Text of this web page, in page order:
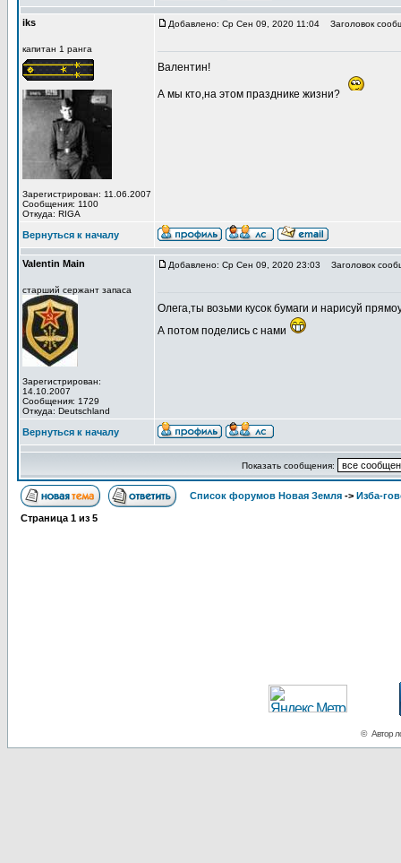
iks
капитан 1 ранга
Зарегистрирован: 11.06.2007
Сообщения: 1100
Откуда: RIGA
Добавлено: Ср Сен 09, 2020 11:04 Заголовок
Валентин!
А мы кто,на этом празднике жизни?
Вернуться к началу
Valentin Main
старший сержант запаса
Зарегистрирован:
14.10.2007
Сообщения: 1729
Откуда: Deutschland
Добавлено: Ср Сен 09, 2020 23:03 Заголовок
Олега,ты возьми кусок бумаги и нарисуй
А потом поделись с нами
Вернуться к началу
Показать сообщения:
Список форумов Новая Земля -> Изба-
Страница 1 из 5
© Автор